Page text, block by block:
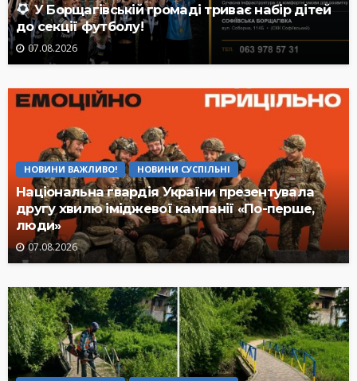
У Борщагівській громаді триває набір дітей
до секції футболу!
07.08.2026
НОВИНИ ВАЖЛИВО! НОВИНИ СУСПІЛЬНІ
Національна гвардія України презентувала
другу хвилю іміджевої кампанії «По-перше,
люди»
07.08.2026